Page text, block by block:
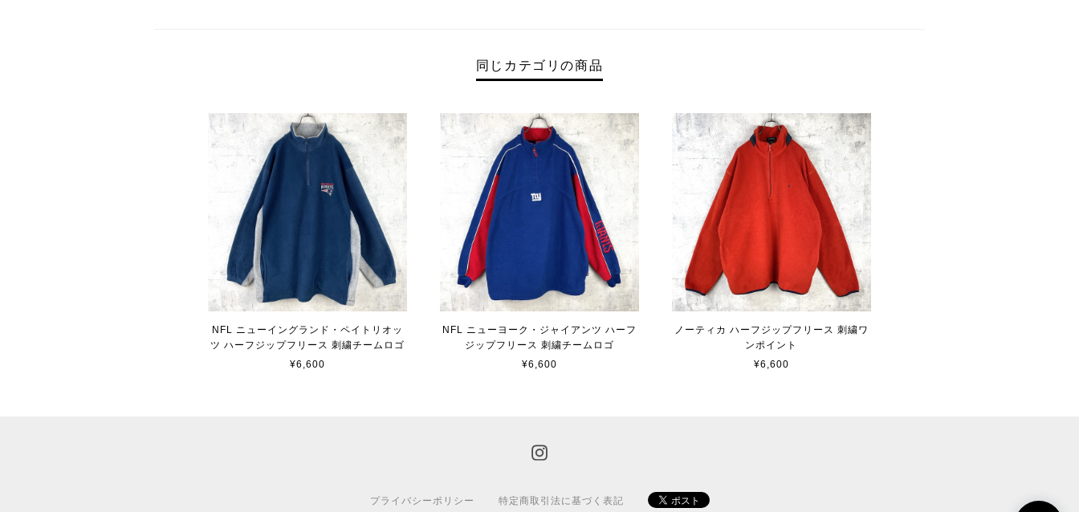
同じカテゴリの商品
NFL ニューイングランド・ペイトリオッ
ツ ハーフジップフリース 刺繍チームロゴ
¥6,600
NFL ニューヨーク・ジャイアンツ ハーフ
ジップフリース 刺繍チームロゴ
¥6,600
ノーティカ ハーフジップフリース 刺繍ワ
ンポイント
¥6,600
プライバシーポリシー 特定商取引法に基づく表記